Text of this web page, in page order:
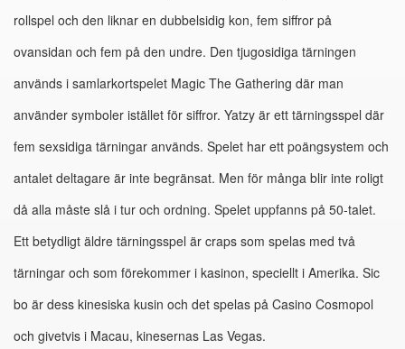
rollspel och den liknar en dubbelsidig kon, fem siffror på
ovansidan och fem på den undre. Den tjugosidiga tärningen
används i samlarkortspelet Magic The Gathering där man
använder symboler istället för siffror. Yatzy är ett tärningsspel där
fem sexsidiga tärningar används. Spelet har ett poängsystem och
antalet deltagare är inte begränsat. Men för många blir inte roligt
då alla måste slå i tur och ordning. Spelet uppfanns på 50-talet.
Ett betydligt äldre tärningsspel är craps som spelas med två
tärningar och som förekommer i kasinon, speciellt i Amerika. Sic
bo är dess kinesiska kusin och det spelas på Casino Cosmopol
och givetvis i Macau, kinesernas Las Vegas.